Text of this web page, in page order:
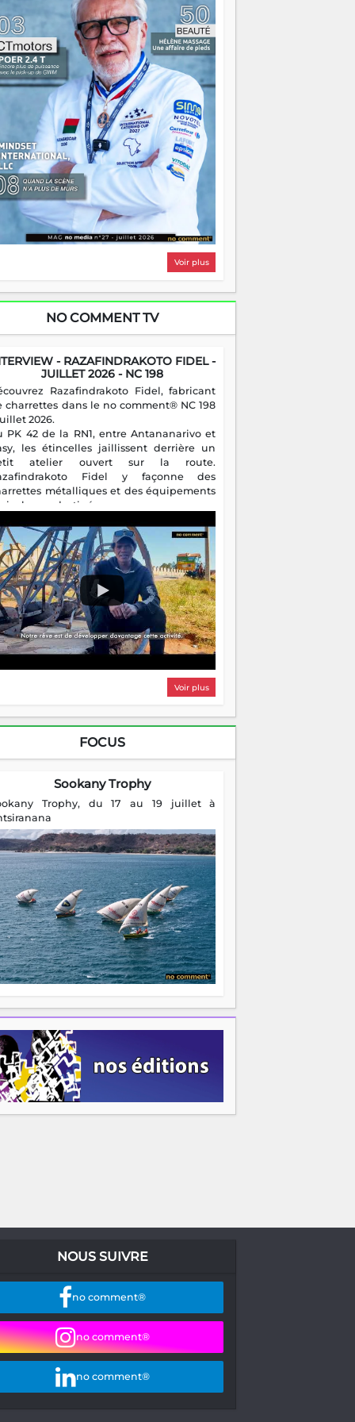
on pourrait s'arrêter là, applaudir et
chez soi satisfait. Mais ce serait
à côté d'une chose essentielle. La
ça brûle fort — et parfois, ça brûle
Une flamme sans direction peut
autant qu'elle peut consumer. C'est
que les aînés entrent en scène — pas
reprendre le gouvernail, mais pour
où sont les récifs. Les jeunes ont la
les vieux ont l'expérience, comme on
Ce n'est pas un combat de générations
c'est une question d'équipage. Partagez
réussites, mais aussi vos échecs. Surtout
échecs, d'ailleurs — ils enseignent
que n'importe quel manuel. À
la barque avance. Il faut juste
que tout le monde rame dans le
Voir plus
NO COMMENT TV
- RAZAFINDRAKOTO FIDEL -
JUILLET 2026 - NC 198
Razafindrakoto Fidel, fabricant
charrettes dans le no comment® NC 198
2026.
PK 42 de la RN1, entre Antananarivo et
les étincelles jaillissent derrière un
atelier ouvert sur la route.
Fidel y façonne des
métalliques et des équipements
destinés aux campagnes
il perpétue un métier discret mais
Voir plus
FOCUS
Sookany Trophy
Trophy, du 17 au 19 juillet à
NOUS SUIVRE
no comment®
no comment®
no comment®